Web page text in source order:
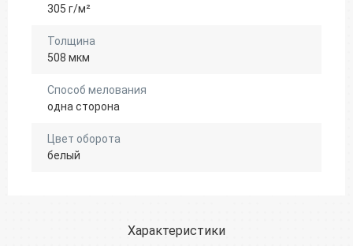
305 г/м²
Толщина
508 мкм
Способ мелования
одна сторона
Цвет оборота
белый
Характеристики